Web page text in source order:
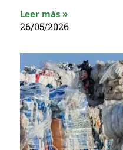
Leer más »
26/05/2026